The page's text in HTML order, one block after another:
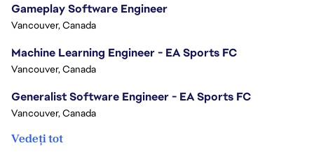
Gameplay Software Engineer
Vancouver, Canada
Machine Learning Engineer - EA Sports FC
Vancouver, Canada
Generalist Software Engineer - EA Sports FC
Vancouver, Canada
Vedeți tot